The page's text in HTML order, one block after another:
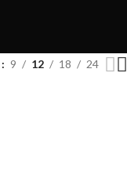
9 12 18 24